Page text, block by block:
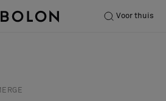
Voor thuis